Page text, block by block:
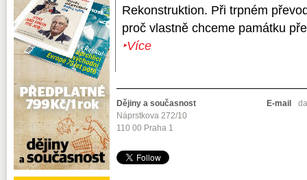
Rekonstruktion. Při trpném
proč vlastně chceme památku
‣Více
Dějiny a současnost
Náprstkova 272/10
110 00 Praha 1
E-mail